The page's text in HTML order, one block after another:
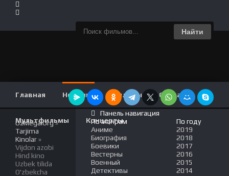
Найти
Главная Новинки Фильмы Сериалы
Мультфильмы Концерты
UzMega.Org»
Tarjima
Kinolar »
Vijdon azobi
Hind kino
Uzbek tilida
O'zbekcha
Панель навигация
По жанрам
Аниме
Биография
Боевики
Вестерны
Военный
Детективы
По году
2019
2018
2017
2016
2015
2014